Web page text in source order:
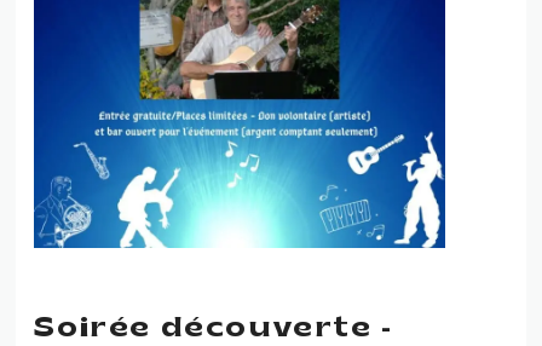
Soirée découverte -